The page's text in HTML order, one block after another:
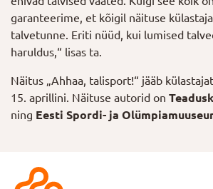
garanteerime, et kõigil näituse
talvetunne. Eriti nüüd, kui lumised
haruldus,“ lisas ta.
Näitus „Ahhaa, talisport!“ jääb
15. aprillini. Näituse autorid on
ning Eesti Spordi- ja